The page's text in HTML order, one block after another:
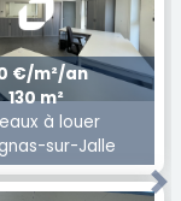
€/m²/an
130 m²
à louer
sur-Jalle